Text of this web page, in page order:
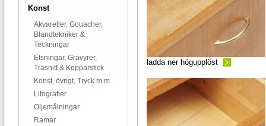
Konst
Akvareller, Gouacher,
Blandtekniker &
Teckningar
Etsningar, Gravyrer,
Träsnitt & Kopparstick
Konst, övrigt, Tryck m.m.
Litografier
Oljemålningar
Ramar
ladda ner högupplöst